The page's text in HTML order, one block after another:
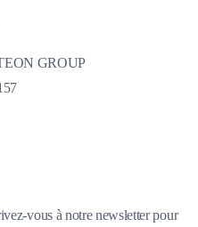
GROUP
vous à notre newsletter pour